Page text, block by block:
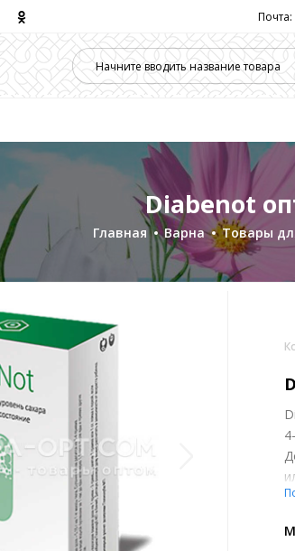
Почта:
Главная Варна Товары
Diabenot